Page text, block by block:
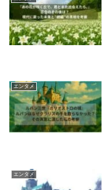
エンタメ
エンタメ